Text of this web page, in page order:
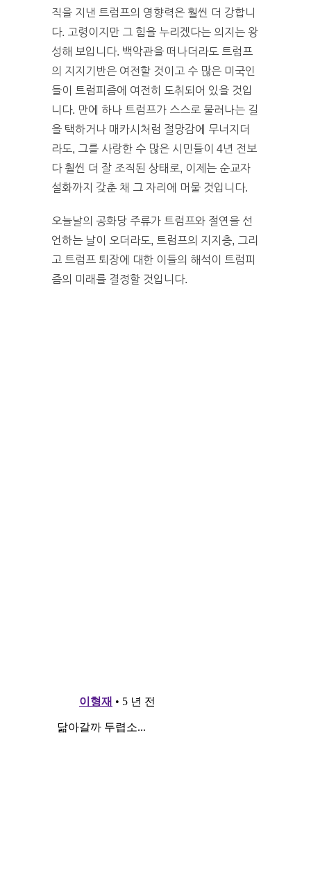
직을 지낸 트럼프의 영향력은 훨씬 더 강합니
다. 고령이지만 그 힘을 누리겠다는 의지는 왕
성해 보입니다. 백악관을 떠나더라도 트럼프
의 지지기반은 여전할 것이고 수 많은 미국인
들이 트럼피즘에 여전히 도취되어 있을 것입
니다. 만에 하나 트럼프가 스스로 물러나는 길
을 택하거나 매카시처럼 절망감에 무너지더
라도, 그를 사랑한 수 많은 시민들이 4년 전보
다 훨씬 더 잘 조직된 상태로, 이제는 순교자
설화까지 갖춘 채 그 자리에 머물 것입니다.
오늘날의 공화당 주류가 트럼프와 절연을 선
언하는 날이 오더라도, 트럼프의 지지층, 그리
고 트럼프 퇴장에 대한 이들의 해석이 트럼피
즘의 미래를 결정할 것입니다.